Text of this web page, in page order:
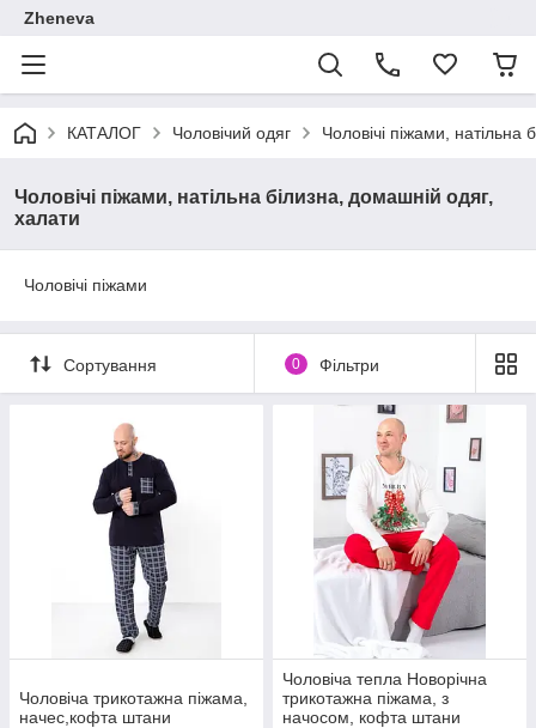
Zheneva
КАТАЛОГ Чоловічий одяг Чоловічі піжами, натільна
Чоловічі піжами, натільна білизна, домашній одяг,
халати
Чоловічі піжами
Сортування 0 Фільтри
Чоловіча трикотажна піжама,
начес,кофта штани
Чоловіча тепла Новорічна
трикотажна піжама, з
начосом, кофта штани